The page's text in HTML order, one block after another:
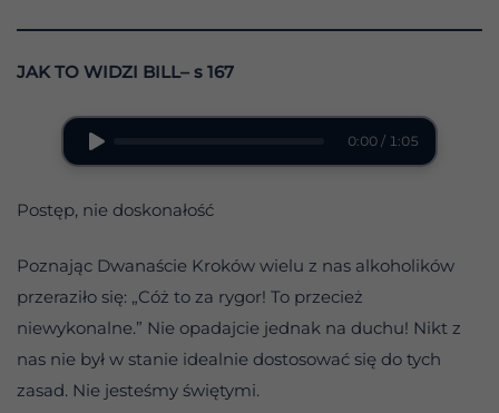
JAK TO WIDZI BILL– s 167
0:00 / 1:05
Postęp, nie doskonałość
Poznając Dwanaście Kroków wielu z nas alkoholików
przeraziło się: „Cóż to za rygor! To przecież
niewykonalne.” Nie opadajcie jednak na duchu! Nikt z
nas nie był w stanie idealnie dostosować się do tych
zasad. Nie jesteśmy świętymi.